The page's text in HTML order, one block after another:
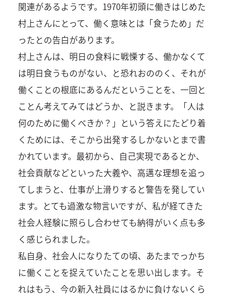
関連があるようです。1970年初頭に働きはじめた
村上さんにとって、働く意味とは「食うため」だ
ったとの告白があります。
村上さんは、明日の食料に戦慄する、働かなくて
は明日食うものがない、と恐れおののく、それが
働くことの根底にあるんだということを、一回と
ことん考えてみてはどうか、と説きます。「人は
何のために働くべきか？」という答えにたどり着
くためには、そこから出発するしかないとまで書
かれています。最初から、自己実現であるとか、
社会貢献などといった大義や、高邁な理想を追っ
てしまうと、仕事が上滑りすると警告を発してい
ます。とても過激な物言いですが、私が経てきた
社会人経験に照らし合わせても納得がいく点も多
く感じられました。
私自身、社会人になりたての頃、あたまでっかち
に働くことを捉えていたことを思い出します。そ
れはもう、今の新入社員にはるかに負けないくら